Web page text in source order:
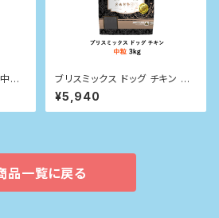
粒
ブリスミックス ドッグ チキン 中
粒 3kg
¥5,940
品一覧に戻る